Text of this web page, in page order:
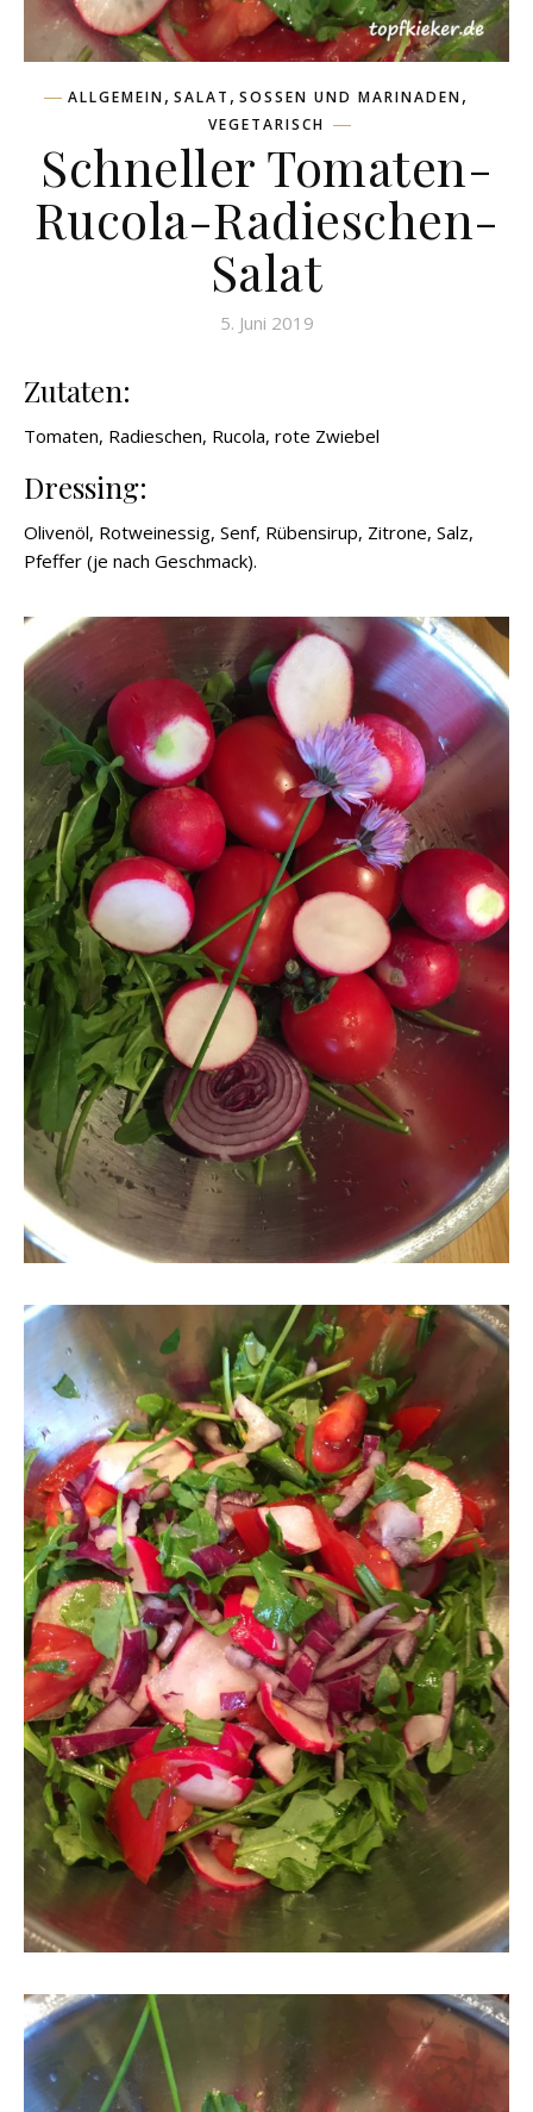
ALLGEMEIN, SALAT , SOSSEN UND MARINADEN ,
VEGETARISCH
Schneller Tomaten-
Rucola-Radieschen-
Salat
5. Juni 2019
Zutaten:
Tomaten, Radieschen, Rucola, rote Zwiebel
Dressing:
Olivenöl, Rotweinessig, Senf, Rübensirup, Zitrone, Salz,
Pfeffer (je nach Geschmack).